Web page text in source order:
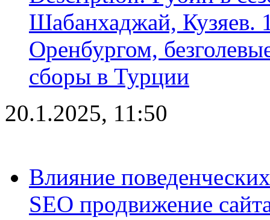
Шабанхаджай, Кузяев.
Оренбургом,
сборы в Турции
20.1.2025, 11:50
Влияние
SEO продвижение